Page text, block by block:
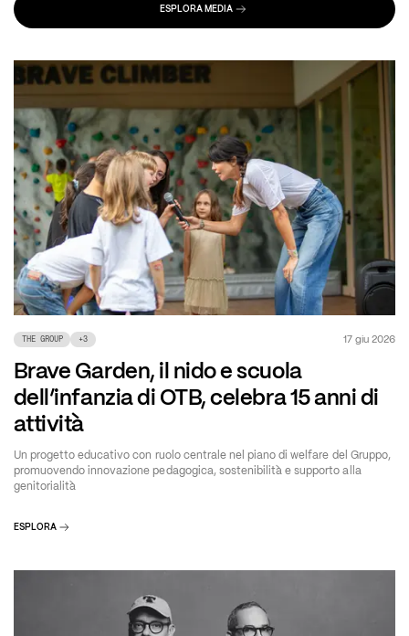
ESPLORA MEDIA
THE GROUP +3 17 giu 2026
Brave Garden, il nido e scuola
dell’infanzia di OTB, celebra 15 anni di
attività
Un progetto educativo con ruolo centrale nel piano di welfare del Gruppo,
promuovendo innovazione pedagogica, sostenibilità e supporto alla
genitorialità
ESPLORA